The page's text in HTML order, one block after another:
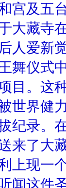
宫及五
大藏寺
人爱新
舞仪式
目。这
世界健
纪录。
来了大
上现一
闻这件